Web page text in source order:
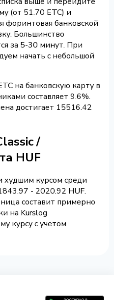
(от 51.70 ETC) и
форинтовая банковской
Большинство
за 5-30 минут. При
начать с небольшой
на банковскую карту в
составляет 9.6%.
достигает 15516.42
/
HUF
курсом среди
- 2020.92 HUF.
составит примерно
на Kurslog
курсу с учетом